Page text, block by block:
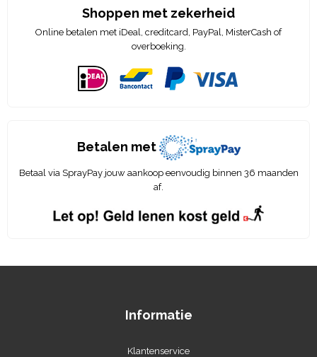
Shoppen met zekerheid
Online betalen met iDeal, creditcard, PayPal, MisterCash of
overboeking.
Betalen met
Betaal via SprayPay jouw aankoop eenvoudig binnen 36 maanden
af.
Informatie
Klantenservice